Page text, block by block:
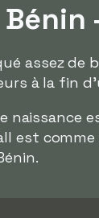
assez
à la fin
naissance
est